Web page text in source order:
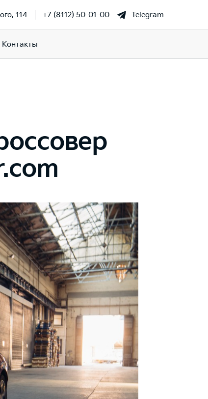
114 +7 (8112) 50-01-00 Telegram
Контакты